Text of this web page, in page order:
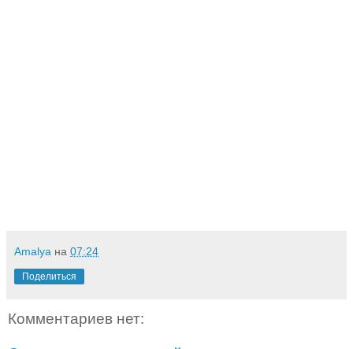
Amalya на 07:24
Поделиться
Комментариев нет: